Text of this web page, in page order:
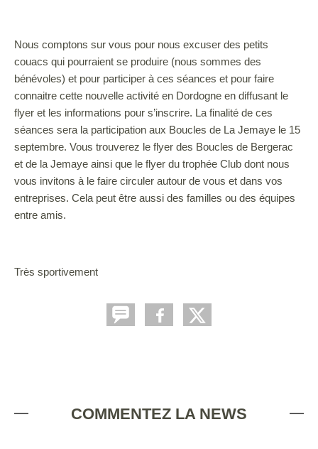
Nous comptons sur vous pour nous excuser des petits
couacs qui pourraient se produire (nous sommes des
bénévoles) et pour participer à ces séances et pour faire
connaitre cette nouvelle activité en Dordogne en diffusant le
flyer et les informations pour s’inscrire. La finalité de ces
séances sera la participation aux Boucles de La Jemaye le 15
septembre. Vous trouverez le flyer des Boucles de Bergerac
et de la Jemaye ainsi que le flyer du trophée Club dont nous
vous invitons à le faire circuler autour de vous et dans vos
entreprises. Cela peut être aussi des familles ou des équipes
entre amis.
Très sportivement
COMMENTEZ LA NEWS